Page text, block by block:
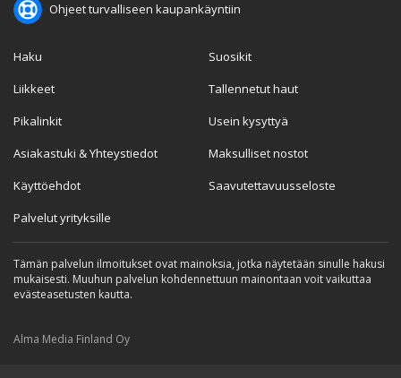
Ohjeet turvalliseen kaupankäyntiin
Haku
Liikkeet
Pikalinkit
Asiakastuki & Yhteystiedot
Käyttöehdot
Palvelut yrityksille
Suosikit
Tallennetut haut
Usein kysyttyä
Maksulliset nostot
Saavutettavuusseloste
Tämän palvelun ilmoitukset ovat mainoksia, jotka näytetään sinulle hakusi
mukaisesti. Muuhun palvelun kohdennettuun mainontaan voit vaikuttaa
evästeasetusten kautta.
Alma Media Finland Oy